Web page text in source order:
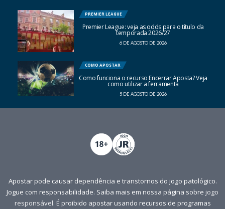
PREMIER LEAGUE
Premier League: veja as odds para o título da
temporada 2026/27
6 DE AGOSTO DE 2026
COMO APOSTAR
Como funciona o recurso Encerrar Aposta? Veja
como utilizar a ferramenta
5 DE AGOSTO DE 2026
Apostar pode causar dependência e transtornos do jogo patológico.
Jogue com responsabilidade. Saiba mais em nossa página sobre jogo
responsável. É proibido apostar usando recursos de programas